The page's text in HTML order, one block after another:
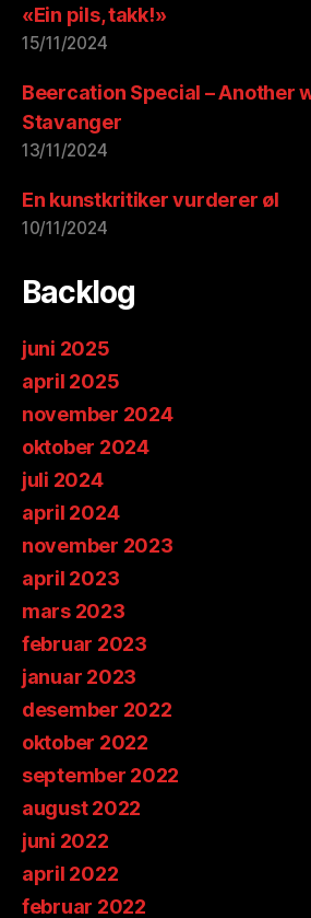
«Ein pils, takk!»
15/11/2024
Beercation Special – Another
Stavanger
13/11/2024
En kunstkritiker vurderer øl
10/11/2024
Backlog
juni 2025
april 2025
november 2024
oktober 2024
juli 2024
april 2024
november 2023
april 2023
mars 2023
februar 2023
januar 2023
desember 2022
oktober 2022
september 2022
august 2022
juni 2022
april 2022
februar 2022